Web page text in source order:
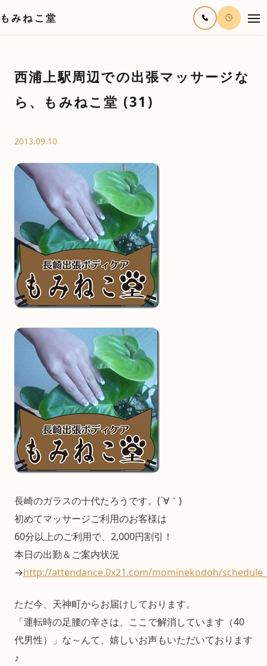
もみねこ堂
西浦上駅周辺での出張マッサージな
ら、もみねこ堂 (31)
2013.09.10
長崎のガラスの十代たろうです。(´∀｀)
初めてマッサージご利用のお客様は
60分以上のご利用で、2,000円割引！
本日の出勤＆ご案内状況
→http://attendance.0x21.com/mominekodoh/
ただ今、天神町からお届けしております。
「運転時の足腰の辛さは、ここで解消しています（40
代男性）」な～んて、嬉しいお声もいただいております
♪